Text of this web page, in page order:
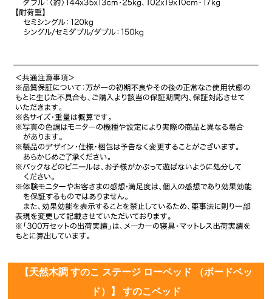
【天然木調 すのこ ステージ ローベッド （ボードベッ
ド）】 すのこベッド